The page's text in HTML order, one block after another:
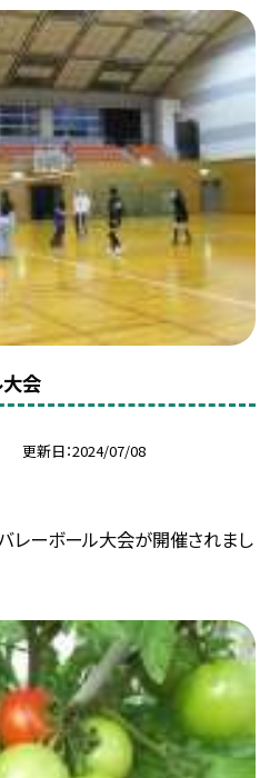
会
更新日 2024/07/08
バレーボール大会が開催されまし